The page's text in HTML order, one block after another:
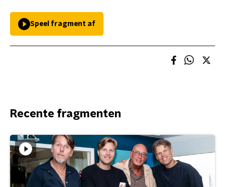
Speel fragment af
Recente fragmenten